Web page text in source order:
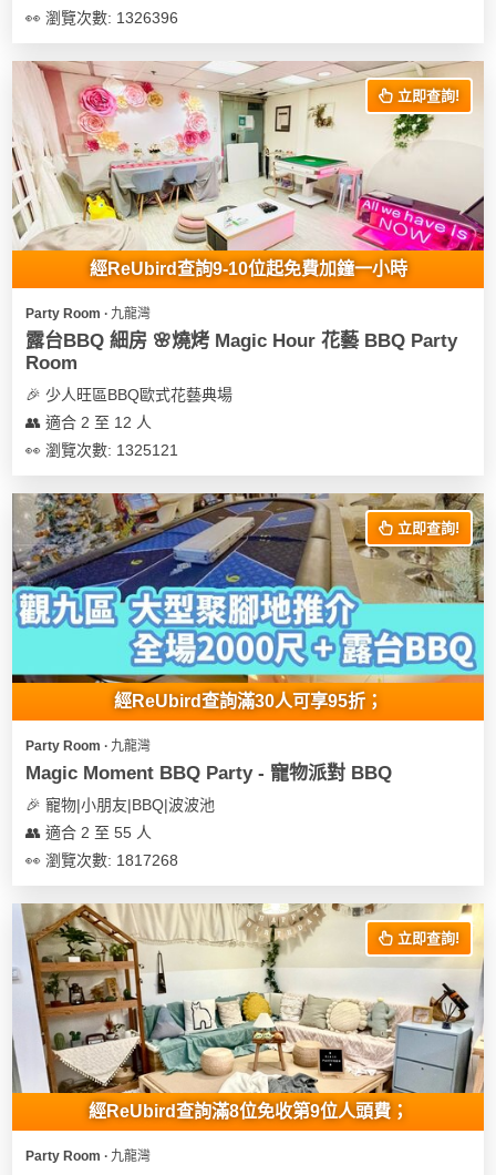
糕
花
束
花
藝
禮
品
禮
物
場
地
佈
用
品
即
食
列
聚
拍
廳
BBQ
場
地
新
玩
聚
會
慶
生
日
拍
拖
業/
公
活
動
婚
禮
親
子
活
動
活
動
攻
員
劃
會
員
需
社
交
軟
夾
神
器
情
侶
心
願
清
聯
關
我
們
👀 瀏覽次數: 1326396
立即查詢!
經ReUbird查詢9-10位起免費加鐘一小時
Party Room ∙ 九龍灣
露台BBQ 細房 🌸燒烤 Magic Hour 花藝 BBQ Party
Room
🎉 少人旺區BBQ歐式花藝典場
👥 適合 2 至 12 人
👀 瀏覽次數: 1325121
立即查詢!
經ReUbird查詢滿30人可享95折；
Party Room ∙ 九龍灣
Magic Moment BBQ Party - 寵物派對 BBQ
🎉 寵物|小朋友|BBQ|波波池
👥 適合 2 至 55 人
👀 瀏覽次數: 1817268
立即查詢!
經ReUbird查詢滿8位免收第9位人頭費；
Party Room ∙ 九龍灣